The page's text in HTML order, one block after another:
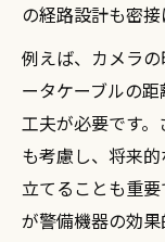
の経路設計も密接
例えば、カメラ
ータケーブルの
工夫が必要です
も考慮し、将来
立てることも重
が警備機器の効果